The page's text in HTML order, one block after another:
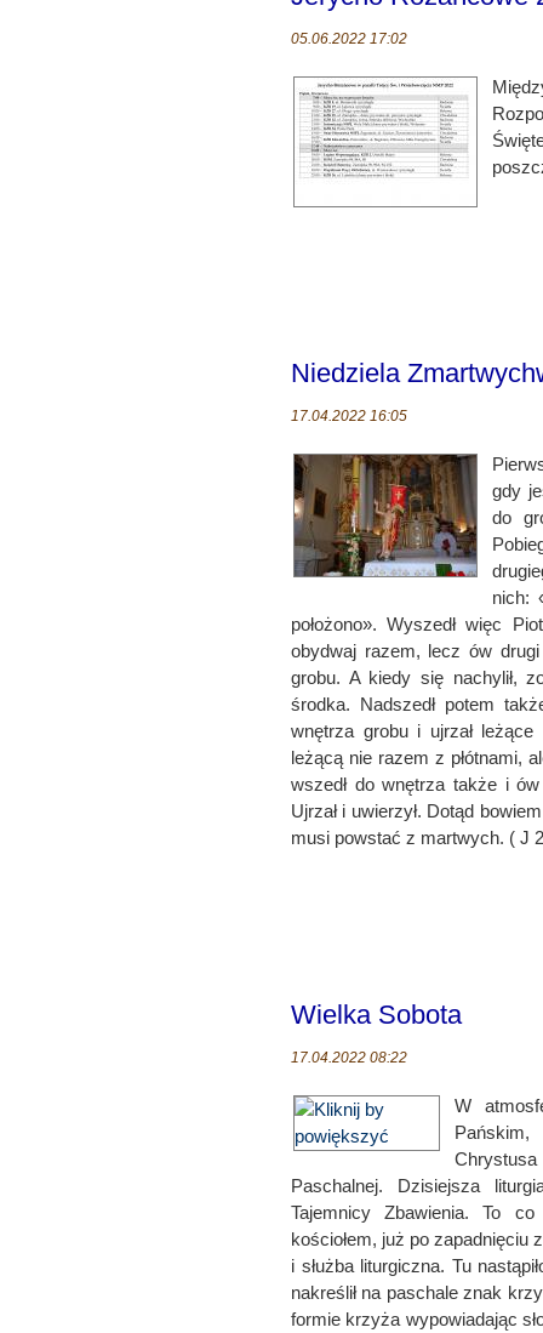
05.06.2022 17:02
Niedziela
17.04.2022 16:05
gdy
do
nich:
położono». Wyszedł więc
obydwaj razem, lecz ów
grobu. A kiedy się nachylił,
środka. Nadszedł potem
wnętrza grobu i ujrzał leżące
leżącą nie razem z płótnami,
wszedł do wnętrza także i
Ujrzał i uwierzył. Dotąd
musi powstać z martwych. ( J
Wielka Sobota
17.04.2022 08:22
W
Paschalnej. Dzisiejsza
Tajemnicy Zbawienia. To
kościołem, już po zapadnięciu
i służba liturgiczna. Tu
nakreślił na paschale znak
formie krzyża wypowiadając